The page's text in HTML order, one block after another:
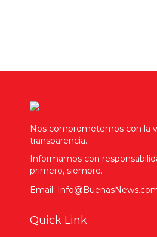
Nos comprometemos con la
transparencia.
Informamos con
primero, siempre.
Email:
Quick Link